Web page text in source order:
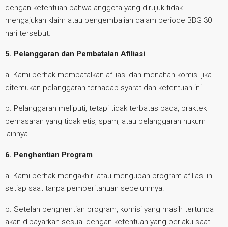
dengan ketentuan bahwa anggota yang dirujuk tidak
mengajukan klaim atau pengembalian dalam periode BBG 30
hari tersebut.
5. Pelanggaran dan Pembatalan Afiliasi
a. Kami berhak membatalkan afiliasi dan menahan komisi jika
ditemukan pelanggaran terhadap syarat dan ketentuan ini.
b. Pelanggaran meliputi, tetapi tidak terbatas pada, praktek
pemasaran yang tidak etis, spam, atau pelanggaran hukum
lainnya.
6. Penghentian Program
a. Kami berhak mengakhiri atau mengubah program afiliasi ini
setiap saat tanpa pemberitahuan sebelumnya.
b. Setelah penghentian program, komisi yang masih tertunda
akan dibayarkan sesuai dengan ketentuan yang berlaku saat